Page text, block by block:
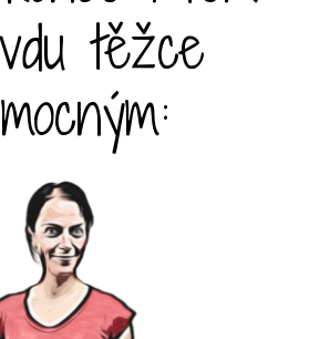
těžce